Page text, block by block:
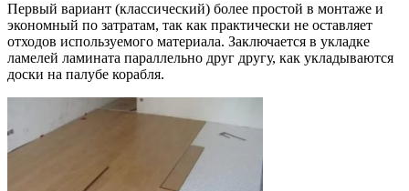
Первый вариант (классический) более простой в монтаже и
экономный по затратам, так как практически не оставляет
отходов используемого материала. Заключается в укладке
ламелей ламината параллельно друг другу, как укладываются
доски на палубе корабля.